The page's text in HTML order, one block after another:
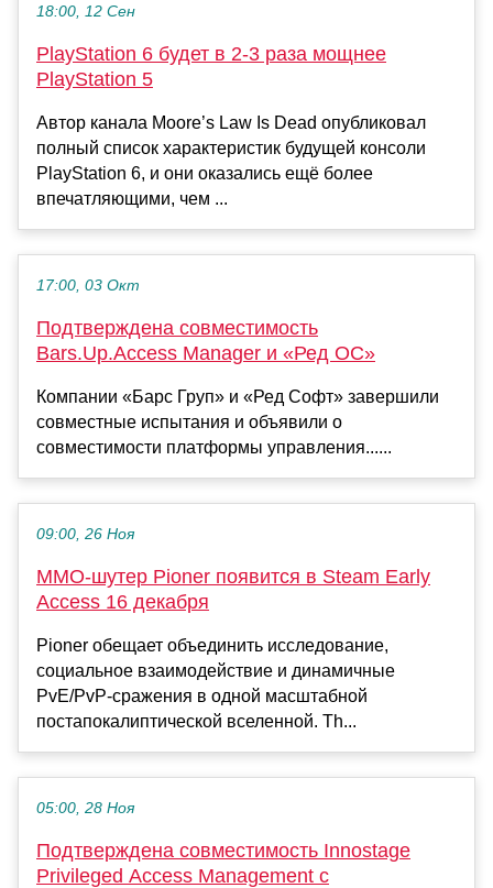
18:00, 12 Сен
PlayStation 6 будет в 2-3 раза мощнее
PlayStation 5
Автор канала Moore’s Law Is Dead опубликовал
полный список характеристик будущей консоли
PlayStation 6, и они оказались ещё более
впечатляющими, чем ...
17:00, 03 Окт
Подтверждена совместимость
Bars.Up.Access Manager и «Ред ОС»
Компании «Барс Груп» и «Ред Софт» завершили
совместные испытания и объявили о
совместимости платформы управления......
09:00, 26 Ноя
MMO-шутер Pioner появится в Steam Early
Access 16 декабря
Pioner обещает объединить исследование,
социальное взаимодействие и динамичные
PvE/PvP-сражения в одной масштабной
постапокалиптической вселенной. Th...
05:00, 28 Ноя
Подтверждена совместимость Innostage
Privileged Access Management с